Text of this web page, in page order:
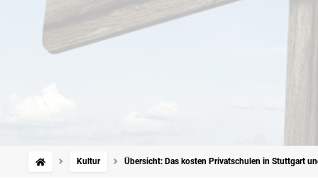
Kultur Übersicht: Das kosten Privatschulen in Stuttgart